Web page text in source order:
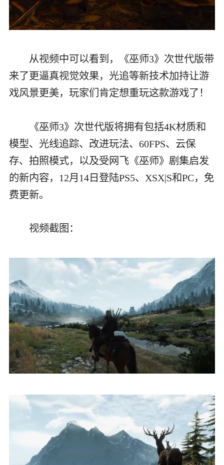
Loaded:
77.49%
从视频中可以看到，《巫师3》次世代版带
来了更逼真视觉效果，光追等新技术加持让游
戏风景更美，玩家们肯定想重玩这款游戏了！
《巫师3》次世代版将拥有包括4K材质和
模型、光线追踪、改进玩法、60FPS、云保
存、拍照模式，以及受网飞《巫师》剧集启发
的新内容，12月14日登陆PS5、XSX|S和PC，免
费更新。
视频截图：